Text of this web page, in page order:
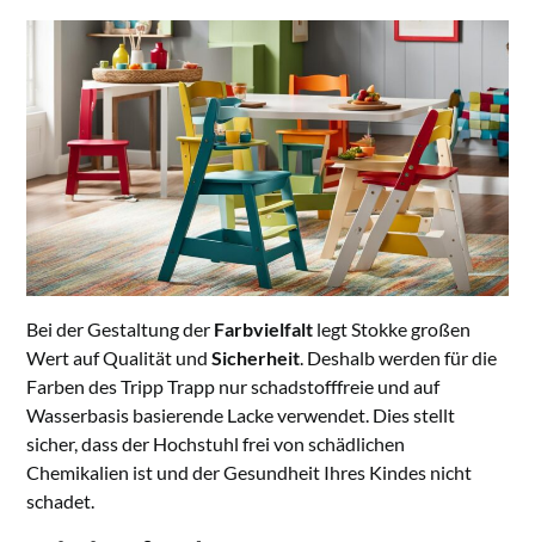
Bei der Gestaltung der Farbvielfalt legt Stokke großen
Wert auf Qualität undSicherheit. Deshalb werden für die
Farben des Tripp Trapp nur schadstofffreie und auf
Wasserbasis basierende Lacke verwendet. Dies stellt
sicher, dass der Hochstuhl frei von schädlichen
Chemikalien ist und der Gesundheit Ihres Kindes nicht
schadet.